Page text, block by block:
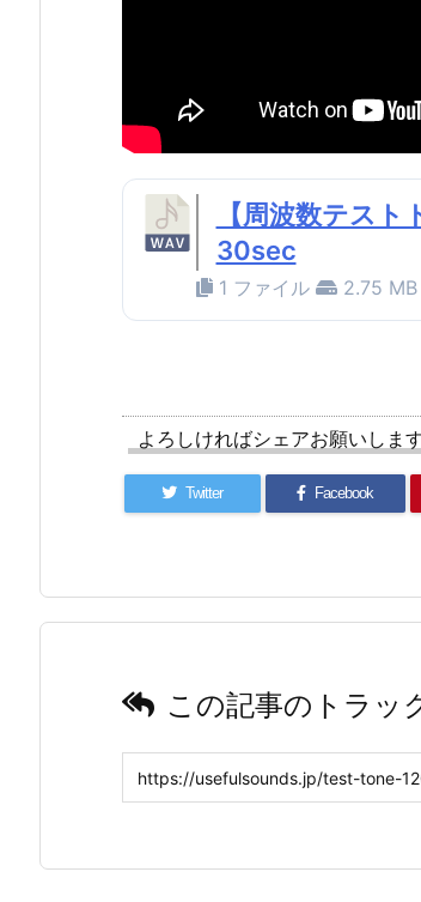
【周波数テス
30sec
1 ファイル 2.75 MB
よろしければシェアお願いしま
Twitter Facebook
この記事のトラッ